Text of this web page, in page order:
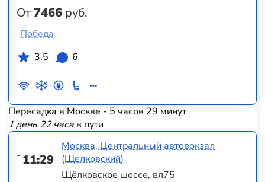
От7466 руб.
Победа
3.5
6
Пересадка в Москве - 5 часов 29 минут
1 день 22 часав пути
11:29
Москва, Центральный автовокзал
(Щелковский)
Щёлковское шоссе, вл75